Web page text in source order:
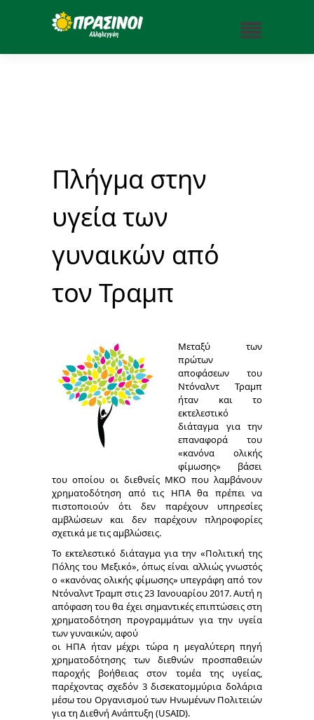
Πλήγμα στην
υγεία των
γυναικών από
τον Τραμπ
Μεταξύ των
πρώτων
αποφάσεων του
Ντόναλντ Τραμπ
ήταν και το
εκτελεστικό
διάταγμα για την
επαναφορά του
«κανόνα ολικής
φίμωσης» βάσει
του οποίου οι διεθνείς ΜΚΟ που λαμβάνουν
χρηματοδότηση από τις ΗΠΑ θα πρέπει να
πιστοποιούν ότι δεν παρέχουν υπηρεσίες
αμβλώσεων και δεν παρέχουν πληροφορίες
σχετικά με τις αμβλώσεις.
Το εκτελεστικό διάταγμα για την «Πολιτική της
Πόλης του Μεξικό», όπως είναι αλλιώς γνωστός
ο «κανόνας ολικής φίμωσης» υπεγράφη από τον
Ντόναλντ Τραμπ στις 23 Ιανουαρίου 2017. Αυτή η
απόφαση του θα έχει σημαντικές επιπτώσεις στη
χρηματοδότηση προγραμμάτων για την υγεία
των γυναικών, αφού
οι ΗΠΑ ήταν μέχρι τώρα η μεγαλύτερη πηγή
χρηματοδότησης των διεθνών προσπαθειών
παροχής βοήθειας στον τομέα της υγείας,
παρέχοντας σχεδόν 3 δισεκατομμύρια δολάρια
μέσω του Οργανισμού των Ηνωμένων Πολιτειών
για τη Διεθνή Ανάπτυξη (USAID).